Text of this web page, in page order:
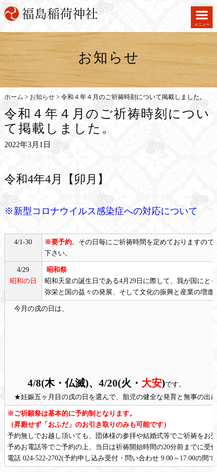
メニュー
お知らせ
ホーム > お知らせ> 令和４年４月のご祈祷時刻について掲載しました。
令和４年４月のご祈祷時刻につい
て掲載しました。
2022年3月1日
令和4年4月【卯月】
※新型コロナウイルス感染症への対応について
4/1-30 ※要予約。その日毎にご祈祷時間を定めておりますの
下さい。
4/29
昭和の日
昭和祭
昭和天皇の誕生日である4月29日に際して、我が国にと
弥栄と国の益々の発展、そして文化の振興と産業の増
今月の戌の日は、
4/8(木・仏滅)、4/20(火 ・ 大安)です。
★妊娠五ヶ月目の戌の日を選んで、胎児の健全な発育と無事の出
※ご祈願祭は基本的に予約制となります。
（昇殿せず「おふだ」のお引き取りのみも可能です）
予約無しでお越し頂いても、団体様の参拝や結婚式等でご祈祷をお
予めお電話等でご予約の上、当日は祈祷開始時間の20分前までに受
電話 024-522-2702(予約申し込み受付・問い合わせ 9:00～17:00の間